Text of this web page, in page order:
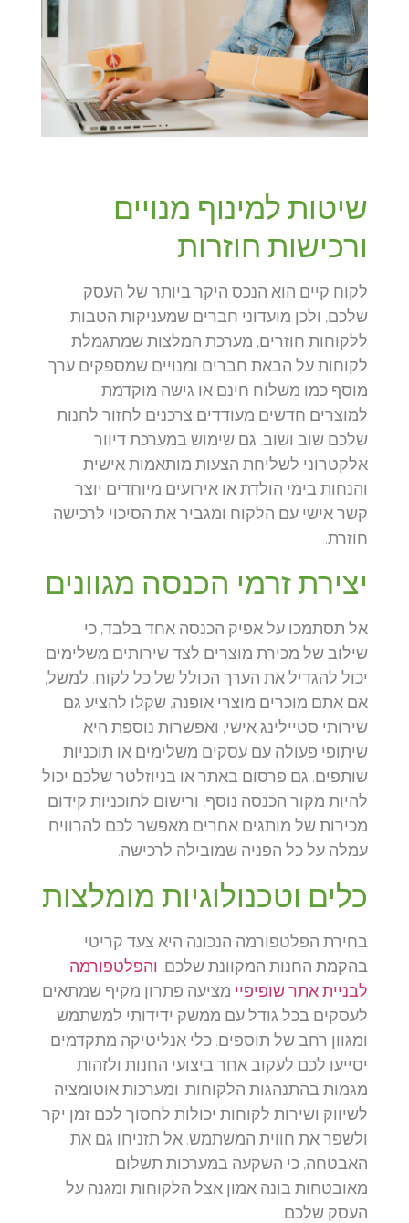
שיטות למינוף מנויים
ורכישות חוזרות
לקוח קיים הוא הנכס היקר ביותר של העסק
שלכם, ולכן מועדוני חברים שמעניקות הטבות
ללקוחות חוזרים, מערכת המלצות שמתגמלת
לקוחות על הבאת חברים ומנויים שמספקים ערך
מוסף כמו משלוח חינם או גישה מוקדמת
למוצרים חדשים מעודדים צרכנים לחזור לחנות
שלכם שוב ושוב. גם שימוש במערכת דיוור
אלקטרוני לשליחת הצעות מותאמות אישית
והנחות בימי הולדת או אירועים מיוחדים יוצר
קשר אישי עם הלקוח ומגביר את הסיכוי לרכישה
חוזרת.
יצירת זרמי הכנסה מגוונים
אל תסתמכו על אפיק הכנסה אחד בלבד, כי
שילוב של מכירת מוצרים לצד שירותים משלימים
יכול להגדיל את הערך הכולל של כל לקוח. למשל,
אם אתם מוכרים מוצרי אופנה, שקלו להציע גם
שירותי סטיילינג אישי, ואפשרות נוספת היא
שיתופי פעולה עם עסקים משלימים או תוכניות
שותפים. גם פרסום באתר או בניוזלטר שלכם יכול
להיות מקור הכנסה נוסף, ורישום לתוכניות קידום
מכירות של מותגים אחרים מאפשר לכם להרוויח
עמלה על כל הפניה שמובילה לרכישה.
כלים וטכנולוגיות מומלצות
בחירת הפלטפורמה הנכונה היא צעד קריטי
בהקמת החנות המקוונת שלכם,והפלטפורמה
לבניית אתר שופיפיימציעה פתרון מקיף שמתאים
לעסקים בכל גודל עם ממשק ידידותי למשתמש
ומגוון רחב של תוספים. כלי אנליטיקה מתקדמים
יסייעו לכם לעקוב אחר ביצועי החנות ולזהות
מגמות בהתנהגות הלקוחות, ומערכות אוטומציה
לשיווק ושירות לקוחות יכולות לחסוך לכם זמן יקר
ולשפר את חווית המשתמש. אל תזניחו גם את
האבטחה, כי השקעה במערכות תשלום
מאובטחות בונה אמון אצל הלקוחות ומגנה על
העסק שלכם.